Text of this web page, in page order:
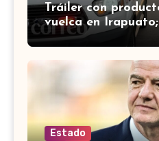
Tráiler con
vuelca en
carga en lugar de
Estado